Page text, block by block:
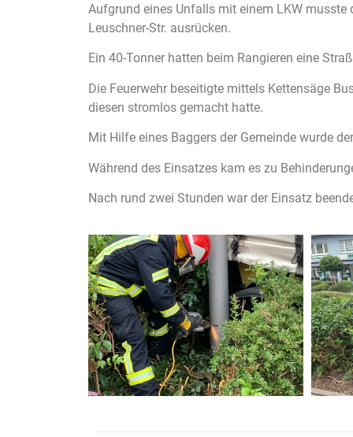
Aufgrund eines Unfalls mit einem LKW
Leuschner-Str. ausrücken.
Ein 40-Tonner hatten beim Rangieren eine
Die Feuerwehr beseitigte mittels Kettensäge
diesen stromlos gemacht hatte.
Mit Hilfe eines Baggers der Gemeinde wurde
Während des Einsatzes kam es zu
Nach rund zwei Stunden war der Einsatz